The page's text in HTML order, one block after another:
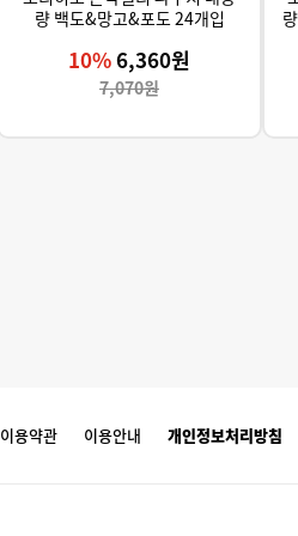
량 백도&망고&포도 24개입
10%6,360원
7,070원
이용약관 이용안내 개인정보처리방침